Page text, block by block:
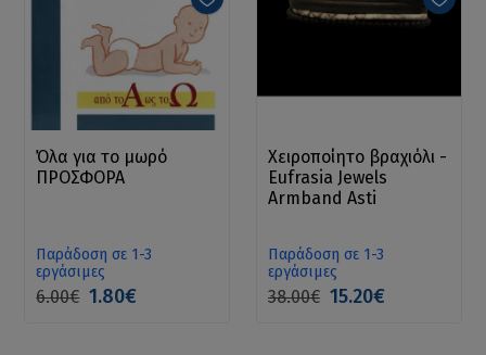
Όλα για το μωρό
ΠΡΟΣΦΟΡΑ
Παράδοση σε 1-3
εργάσιμες
6.00€ 1.80€
Χειροποίητο βραχιόλι -
Eufrasia Jewels
Armband Asti
Παράδοση σε 1-3
εργάσιμες
38.00€ 15.20€